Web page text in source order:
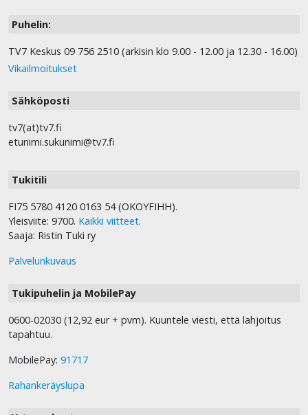
Puhelin:
TV7 Keskus 09 756 2510 (arkisin klo 9.00 - 12.00 ja 12.30 - 16.00)
Vikailmoitukset
Sähköposti
tv7(at)tv7.fi
etunimi.sukunimi@tv7.fi
Tukitili
FI75 5780 4120 0163 54 (OKOYFIHH).
Yleisviite: 9700. Kaikki viitteet.
Saaja: Ristin Tuki ry
Palvelunkuvaus
Tukipuhelin ja MobilePay
0600-02030 (12,92 eur + pvm). Kuuntele viesti, että lahjoitus
tapahtuu.
MobilePay: 91717
Rahankeräyslupa